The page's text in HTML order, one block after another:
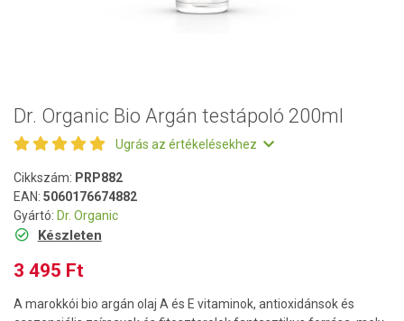
Dr. Organic Bio Argán testápoló 200ml
Ugrás az értékelésekhez
Cikkszám: PRP882
EAN: 5060176674882
Gyártó: Dr. Organic
Készleten
3 495 Ft
A marokkói bio argán olaj A és E vitaminok, antioxidánsok és